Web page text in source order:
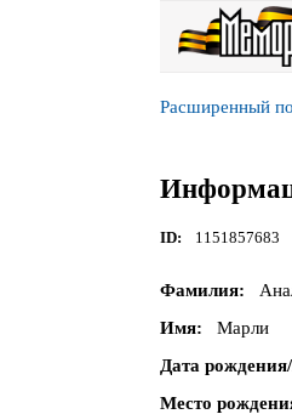
Расширенный
ID 1151857683
Фамилия
Имя
Марли
Дата
Место